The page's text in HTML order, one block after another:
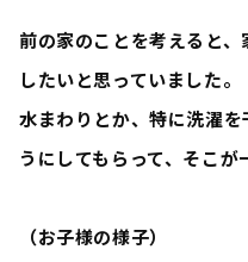
前の家のことを考えると
したいと思っていました。
水まわりとか、特に洗濯
うにしてもらって、そこが
（お子様の様子）